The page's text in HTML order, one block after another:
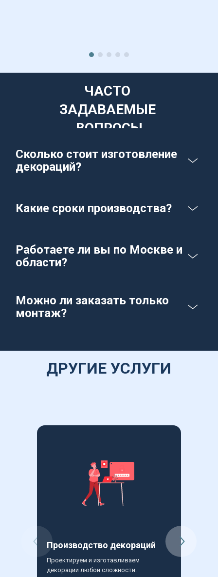
ЧАСТО
ЗАДАВАЕМЫЕ
ВОПРОСЫ
Сколько стоит изготовление
декораций?
Какие сроки производства?
Работаете ли вы по Москве и
области?
Можно ли заказать только
монтаж?
ДРУГИЕ УСЛУГИ
Производство декораций
Проектируем и изготавливаем
декорации любой сложности.